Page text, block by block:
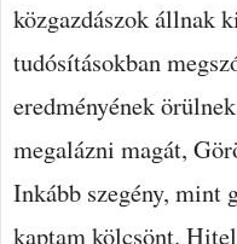
közgazdászok állnak
tudósításokban
eredményének
megalázni magát,
Inkább szegény, mint
kaptam kölcsönt.